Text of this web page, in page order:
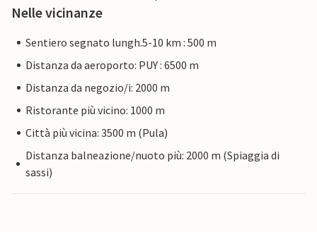
Nelle vicinanze
Sentiero segnato lungh.5-10 km : 500 m
Distanza da aeroporto: PUY : 6500 m
Distanza da negozio/i: 2000 m
Ristorante più vicino: 1000 m
Città più vicina: 3500 m (Pula)
Distanza balneazione/nuoto più: 2000 m (Spiaggia di
sassi)